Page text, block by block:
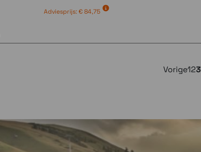
Adviesprijs:€ 84,75
Vorige123